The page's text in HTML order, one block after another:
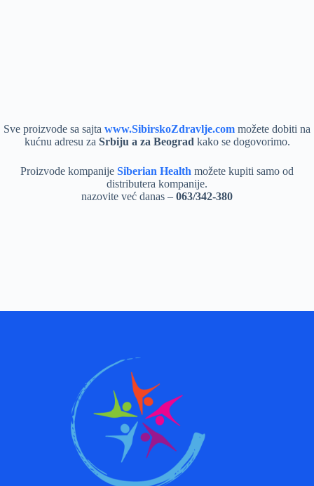
Sve proizvode sa sajta www.SibirskoZdravlje.com možete dobiti na
kućnu adresu za Srbiju a za Beograd kako se dogovorimo.
Proizvode kompanije Siberian Health možete kupiti samo od
distributera kompanije.
nazovite već danas – 063/342-380